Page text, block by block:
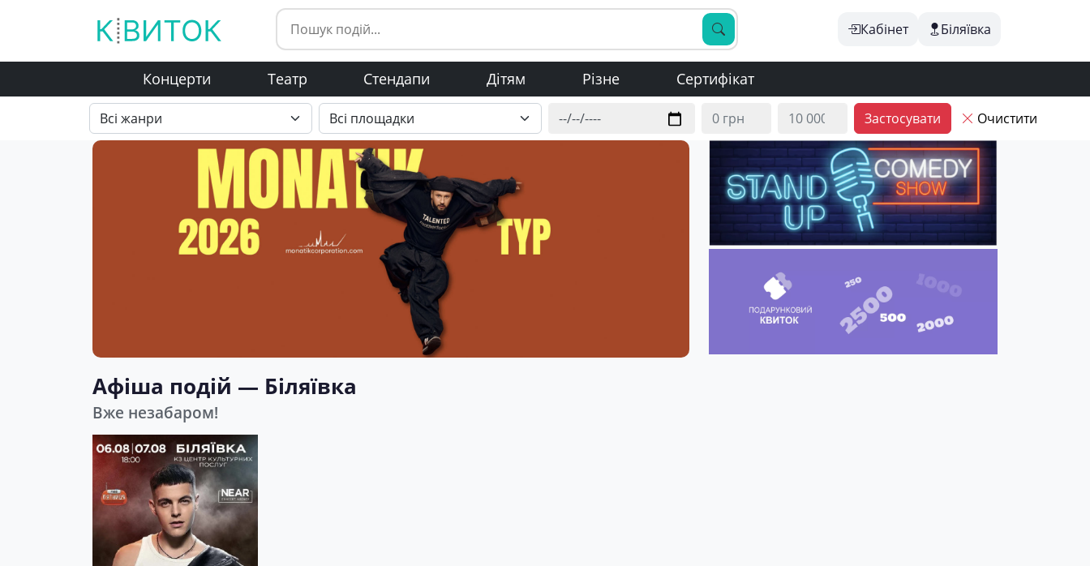
Кабінет Біляївка
Концерти Театр Стендапи Дітям Різне Сертифікат
Застосувати Очистити
Афіша подій — Біляївка
Вже незабаром!